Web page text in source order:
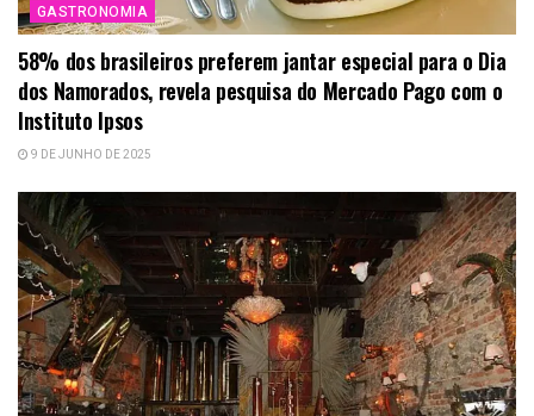
GASTRONOMIA
58% dos brasileiros preferem jantar especial para o Dia
dos Namorados, revela pesquisa do Mercado Pago com o
Instituto Ipsos
9 DE JUNHO DE 2025